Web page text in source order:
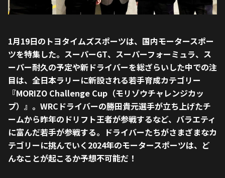
1月19日のトヨタイムズスポーツは、国内モータースポー
ツを特集した。スーパーGT、スーパーフォーミュラ、ス
ーパー耐久の予定や新ドライバーを総ざらいした中での注
目は、全日本ラリーに新設される若手育成カテゴリー
『MORIZO Challenge Cup（モリゾウチャレンジカッ
プ）』。WRCドライバーの勝田貴元選手が立ち上げたチ
ームから昨年のドリフト王者が参戦するなど、バラエティ
に富んだ若手が参戦する。ドライバーたちがさまざまなカ
テゴリーに挑んでいく2024年のモータースポーツは、ど
んなことが起こるか予想不可能だ！